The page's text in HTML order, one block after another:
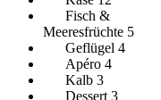
Fisch &
Meeresfrüchte 5
Geflügel 4
Apéro 4
Kalb 3
Dessert 3